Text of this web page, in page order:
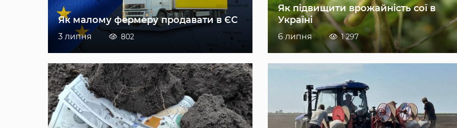
Як малому фермеру продавати в ЄС
3 липня 802
Як підвищити врожайність сої в
Україні
6 липня 1 297